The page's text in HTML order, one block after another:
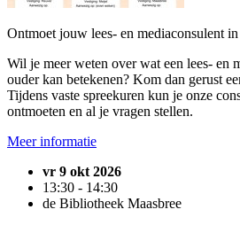
Ontmoet jouw lees- en mediaconsulent
Wil je meer weten over wat een lees- en
ouder kan betekenen? Kom dan gerust
Tijdens vaste spreekuren kun je onze
ontmoeten en al je vragen stellen.
Meer informatie
vr 9 okt 2026
13:30 - 14:30
de Bibliotheek Maasbree